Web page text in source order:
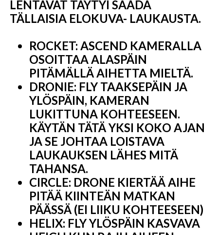
LENTÄVÄT TÄYTYI SAADA
TÄLLAISIA ​​ELOKUVA- LAUKAUSTA.
ROCKET: ASCEND KAMERALLA
OSOITTAA ALASPÄIN
PITÄMÄLLÄ AIHETTA MIELTÄ.
DRONIE: FLY TAAKSEPÄIN JA
YLÖSPÄIN, KAMERAN
LUKITTUNA KOHTEESEEN.
KÄYTÄN TÄTÄ YKSI KOKO AJAN
JA SE JOHTAA LOISTAVA
LAUKAUKSEN LÄHES MITÄ
TAHANSA.
CIRCLE: DRONE KIERTÄÄ AIHE
PITÄÄ KIINTEÄN MATKAN
PÄÄSSÄ (EI LIIKU KOHTEESEEN)
HELIX: FLY YLÖSPÄIN KASVAVA